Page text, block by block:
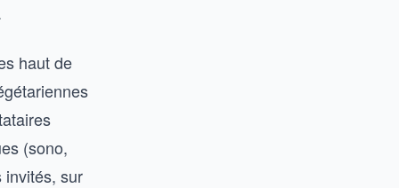
haut de
(sono,
invités, sur